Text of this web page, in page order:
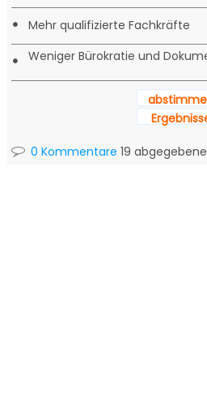
• Mehr qualifizierte Fachkräfte
• Weniger Bürokratie und
0 Kommentare 19